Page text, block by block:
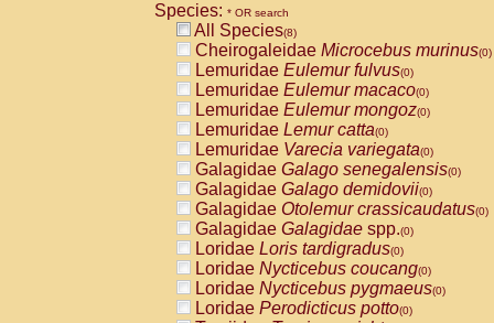
CebidaeCebus capucinus
CebidaeCebus nigrivittatus
CebidaeCebus spp.(0)
CebidaeSaimiri boliviensis(0)
CebidaeSaimiri sciureus(0)
AtelidaeAlouatta caraya(0)
AtelidaeAlouatta fusca(0)
AtelidaeAlouatta seniculus(0)
AtelidaeAlouattaspp.(0)
AtelidaeAteles belzebuth(0)
AtelidaeAteles geoffroyi(0)
AtelidaeAteles paniscus(0)
AtelidaeAtelesspp.(0)
AtelidaeLagothrix lagothricha(0)
AtelidaeLagothrix lagothricha cana
PitheciidaeCacajao calvus
Species: * OR search
All Species(8)
Cheirogaleidae Microcebus murinus(0)
Lemuridae Eulemur fulvus(0)
Lemuridae Eulemur macaco(0)
Lemuridae Eulemur mongoz(0)
Lemuridae Lemur catta(0)
Lemuridae Varecia variegata(0)
Galagidae Galago senegalensis(0)
Galagidae Galago demidovii(0)
Galagidae Otolemur crassicaudatus(0)
Galagidae Galagidae spp.(0)
Loridae Loris tardigradus(0)
Loridae Nycticebus coucang(0)
Loridae Nycticebus pygmaeus(0)
Loridae Perodicticus potto(0)